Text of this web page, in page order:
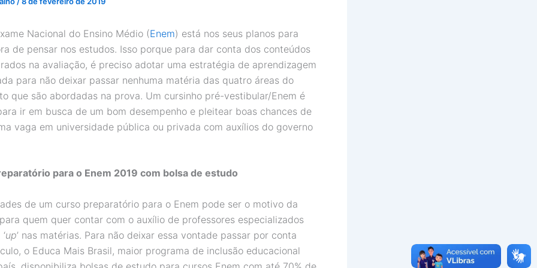
Nacional do Ensino Médio (Enem) está nos seus planos para
de pensar nos estudos. Isso porque para dar conta dos conteúdos
na avaliação, é preciso adotar uma estratégia de aprendizagem
para não deixar passar nenhuma matéria das quatro áreas do
que são abordadas na prova. Um cursinho pré-vestibular/Enem é
ir em busca de um bom desempenho e pleitear boas chances de
vaga em universidade pública ou privada com auxílios do governo
para o Enem 2019 com bolsa de estudo
de um curso preparatório para o Enem pode ser o motivo da
quem quer contar com o auxílio de professores especializados
up’ nas matérias. Para não deixar essa vontade passar por conta
o Educa Mais Brasil, maior programa de inclusão educacional